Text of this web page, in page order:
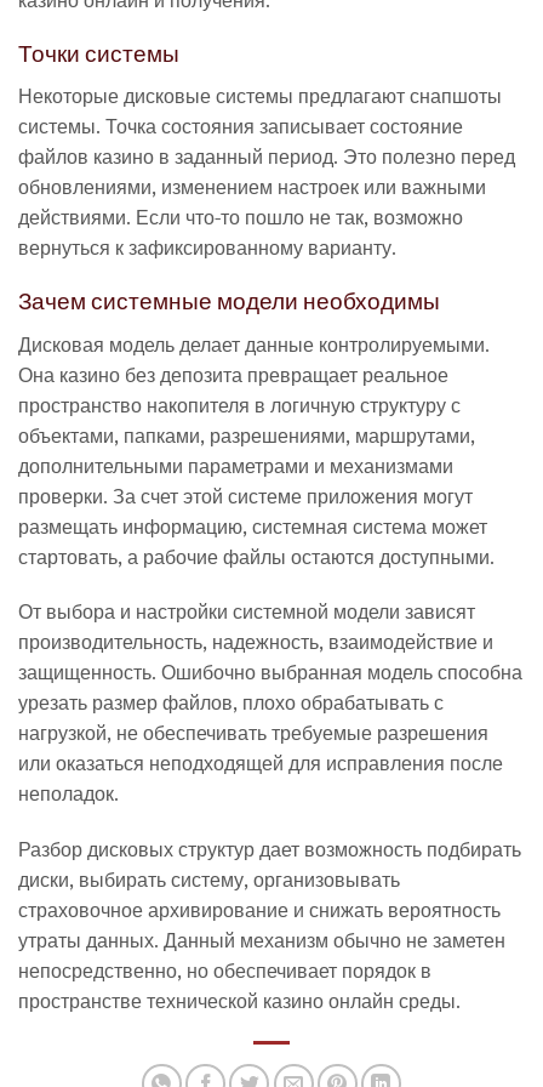
Точки системы
Некоторые дисковые системы предлагают снапшоты
системы. Точка состояния записывает состояние
файлов казино в заданный период. Это полезно перед
обновлениями, изменением настроек или важными
действиями. Если что-то пошло не так, возможно
вернуться к зафиксированному варианту.
Зачем системные модели необходимы
Дисковая модель делает данные контролируемыми.
Она казино без депозита превращает реальное
пространство накопителя в логичную структуру с
объектами, папками, разрешениями, маршрутами,
дополнительными параметрами и механизмами
проверки. За счет этой системе приложения могут
размещать информацию, системная система может
стартовать, а рабочие файлы остаются доступными.
От выбора и настройки системной модели зависят
производительность, надежность, взаимодействие и
защищенность. Ошибочно выбранная модель способна
урезать размер файлов, плохо обрабатывать с
нагрузкой, не обеспечивать требуемые разрешения
или оказаться неподходящей для исправления после
неполадок.
Разбор дисковых структур дает возможность подбирать
диски, выбирать систему, организовывать
страховочное архивирование и снижать вероятность
утраты данных. Данный механизм обычно не заметен
непосредственно, но обеспечивает порядок в
пространстве технической казино онлайн среды.